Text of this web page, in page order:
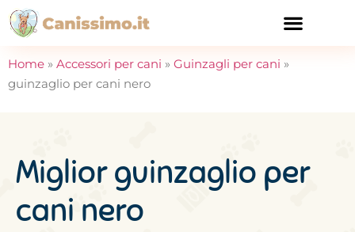
Home » Accessori per cani » Guinzagli per cani »
guinzaglio per cani nero
Miglior guinzaglio per
cani nero